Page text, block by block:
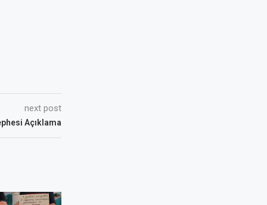
next post
Açıklama